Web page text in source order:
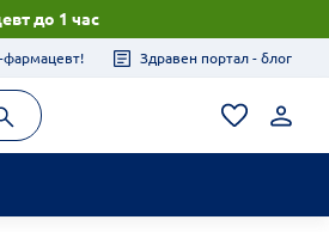
до 1 час
фармацевт! Здравен портал - блог